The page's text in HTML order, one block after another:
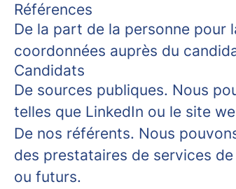
Références
De la part de la personne pour
coordonnées auprès du
Candidats
De sources publiques. Nous
telles que LinkedIn ou le site
De nos référents. Nous
des prestataires de services
ou futurs.